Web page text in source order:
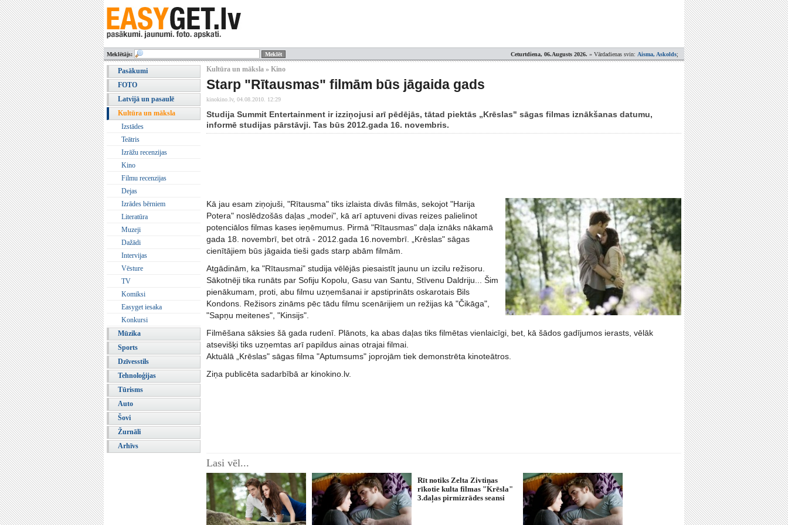
Ceturtdiena, 06.Augusts 2026. » Vārdadienas svin: Aisma, Askolds;
Meklētājs:
Pasākumi
FOTO
Latvijā un pasaulē
Kultūra un māksla
Izstādes
Teātris
Izrāžu recenzijas
Kino
Filmu recenzijas
Dejas
Izrādes bērniem
Literatūra
Muzeji
Dažādi
Intervijas
Vēsture
TV
Komiksi
Easyget iesaka
Konkursi
Mūzika
Sports
Dzīvesstils
Tehnoloģijas
Tūrisms
Auto
Šovi
Žurnāli
Arhīvs
Kultūra un māksla » Kino
Starp "Rītausmas" filmām būs jāgaida gads
kinokino.lv, 04.08.2010. 12:29
Studija Summit Entertainment ir izziņojusi arī pēdējās, tātad piektās „Krēslas" sāgas filmas iznākšanas datumu,
informē studijas pārstāvji. Tas būs 2012.gada 16. novembris.
Kā jau esam ziņojuši, "Rītausma" tiks izlaista divās filmās, sekojot "Harija
Potera" noslēdzošās daļas „modei", kā arī aptuveni divas reizes palielinot
potenciālos filmas kases ieņēmumus. Pirmā "Rītausmas" daļa iznāks nākamā
gada 18. novembrī, bet otrā - 2012.gada 16.novembrī. „Krēslas" sāgas
cienītājiem būs jāgaida tieši gads starp abām filmām.
Atgādinām, ka "Rītausmai" studija vēlējās piesaistīt jaunu un izcilu režisoru.
Sākotnēji tika runāts par Sofiju Kopolu, Gasu van Santu, Stīvenu Daldriju... Šim
pienākumam, proti, abu filmu uzņemšanai ir apstiprināts oskarotais Bils
Kondons. Režisors zināms pēc tādu filmu scenārijiem un režijas kā "Čikāga",
"Sapņu meitenes", "Kinsijs".
Filmēšana sāksies šā gada rudenī. Plānots, ka abas daļas tiks filmētas vienlaicīgi, bet, kā šādos gadījumos ierasts, vēlāk
atsevišķi tiks uzņemtas arī papildus ainas otrajai filmai.
Aktuālā „Krēslas" sāgas filma "Aptumsums" joprojām tiek demonstrēta kinoteātros.
Ziņa publicēta sadarbībā ar kinokino.lv.
Lasi vēl...
Rīt notiks Zelta Zivtiņas
rīkotie kulta filmas "Krēsla"
3.daļas pirmizrādes seansi